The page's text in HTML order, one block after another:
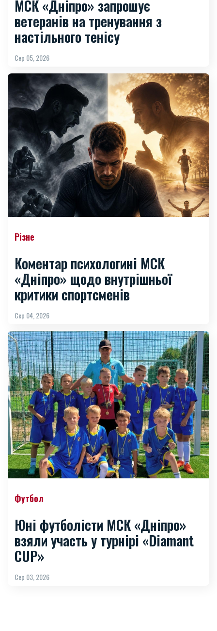
МСК «Дніпро» запрошує
ветеранів на тренування з
настільного тенісу
Сер 05, 2026
Різне
Коментар психологині МСК
«Дніпро» щодо внутрішньої
критики спортсменів
Сер 04, 2026
Футбол
Юні футболісти МСК «Дніпро»
взяли участь у турнірі «Diamant
CUP»
Сер 03, 2026